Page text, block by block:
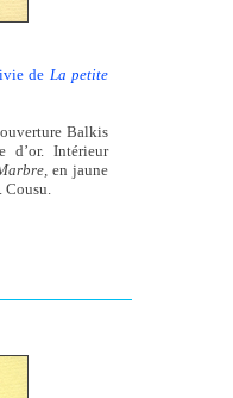
de La petite
Balkis
d’or. Intérieur
en jaune
Cousu.